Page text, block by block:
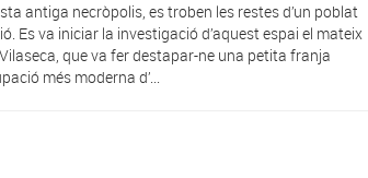
antiga necròpolis, es troben les restes d’un poblat
Es va iniciar la investigació d’aquest espai el mateix
que va fer destapar-ne una petita franja
més moderna d’...